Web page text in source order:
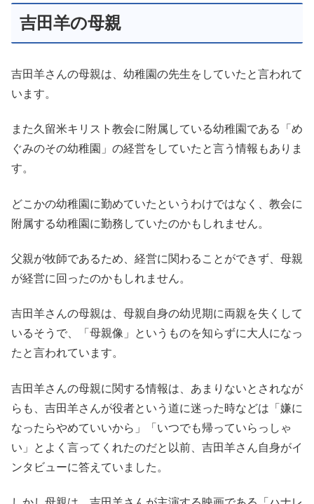
吉田羊の母親
吉田羊さんの母親は、幼稚園の先生をしていたと言われて
います。
また久留米キリスト教会に附属している幼稚園である「め
ぐみのその幼稚園」の経営をしていたと言う情報もありま
す。
どこかの幼稚園に勤めていたというわけではなく、教会に
附属する幼稚園に勤務していたのかもしれません。
父親が牧師であるため、経営に関わることができず、母親
が経営に回ったのかもしれません。
吉田羊さんの母親は、母親自身の幼児期に両親を失くして
いるそうで、「母親像」というものを知らずに大人になっ
たと言われています。
吉田羊さんの母親に関する情報は、あまりないとされなが
らも、吉田羊さんが役者という道に迷った時などは「嫌に
なったらやめていいから」「いつでも帰っていらっしゃ
い」とよく言ってくれたのだと以前、吉田羊さん自身がイ
ンタビューに答えていました。